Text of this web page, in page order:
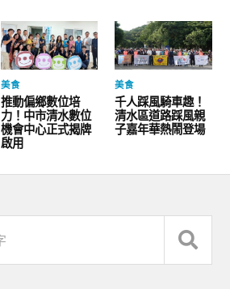
美食
推動偏鄉數位培
力！中市清水數位
機會中心正式揭牌
啟用
美食
千人踩風騎車趣！
清水區道路踩風親
子嘉年華熱鬧登場